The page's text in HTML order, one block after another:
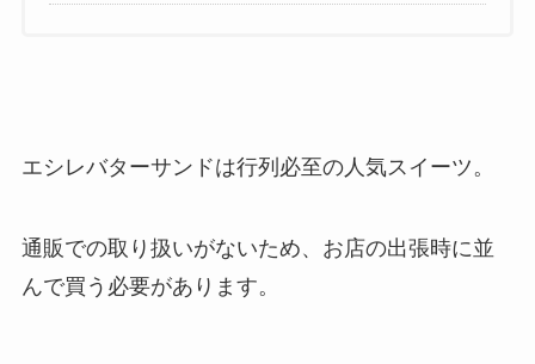
エシレバターサンドは行列必至の人気スイーツ。
通販での取り扱いがないため、お店の出張時に並
んで買う必要があります。